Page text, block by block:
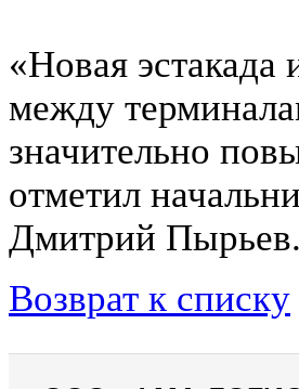
«Новая
между
значительно
отметил
Дмитрий Пырьев.
Возврат к списку